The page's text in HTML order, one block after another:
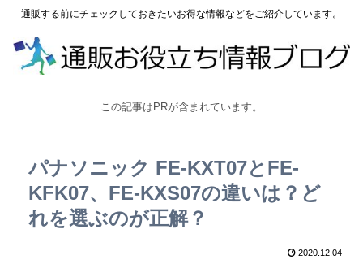
通販する前にチェックしておきたいお得な情報などをご紹介しています。
この記事はPRが含まれています。
パナソニック FE-KXT07とFE-
KFK07、FE-KXS07の違いは？ど
れを選ぶのが正解？
2020.12.04